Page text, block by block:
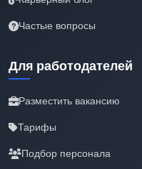
Частые вопросы
Для работодателей
Разместить вакансию
Тарифы
Подбор персонала